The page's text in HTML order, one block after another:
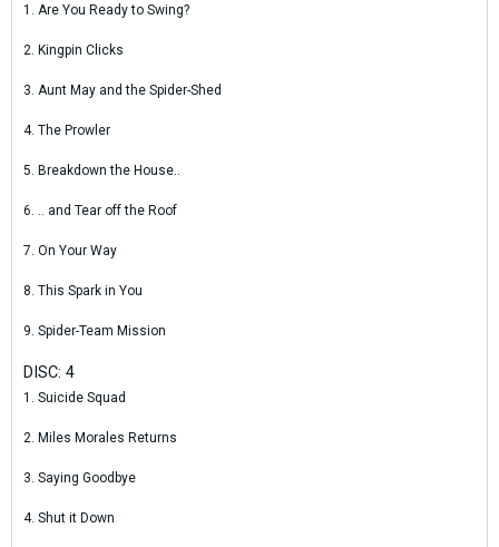
1. Are You Ready to Swing?
2. Kingpin Clicks
3. Aunt May and the Spider-Shed
4. The Prowler
5. Breakdown the House..
6. .. and Tear off the Roof
7. On Your Way
8. This Spark in You
9. Spider-Team Mission
DISC: 4
1. Suicide Squad
2. Miles Morales Returns
3. Saying Goodbye
4. Shut it Down